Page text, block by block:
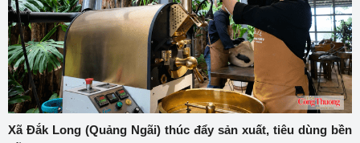
Xã Đắk Long (Quảng Ngãi) thúc đẩy sản xuất, tiêu dùng bền